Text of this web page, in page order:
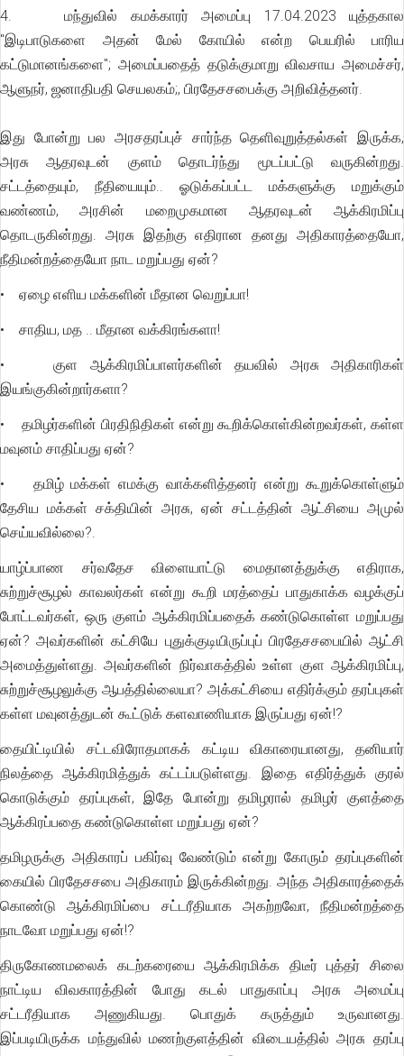
4. மந்துவில் கமக்காரர் அமைப்பு 17.04.2023 யுத்தகால
"இடிபாடுகளை அதன் மேல் கோயில் என்ற பெயரில் பாரிய
கட்டுமானங்களை"; அமைப்பதைத் தடுக்குமாறு விவசாய அமைச்சர்,
ஆளுநர், ஜனாதிபதி செயலகம்;, பிரதேசசபைக்கு அறிவித்தனர்.
இது போன்று பல அரசதரப்புச் சார்ந்த தெளிவுறுத்தல்கள் இருக்க,
அரசு ஆதரவுடன் குளம் தொடர்ந்து மூடப்பட்டு வருகின்றது.
சட்டத்தையும், நீதியையும்.. ஓடுக்கப்பட்ட மக்களுக்கு மறுக்கும்
வண்ணம், அரசின் மறைமுகமான ஆதரவுடன் ஆக்கிரமிப்பு
தொடருகின்றது. அரசு இதற்கு எதிரான தனது அதிகாரத்தையோ,
நீதிமன்றத்தையோ நாட மறுப்பது ஏன்?
• ஏழை எளிய மக்களின் மீதான வெறுப்பா!
• சாதிய, மத .. மீதான வக்கிரங்களா!
• குள ஆக்கிரமிப்பாளர்களின் தயவில் அரசு அதிகாரிகள்
இயங்குகின்றார்களா?
• தமிழர்களின் பிரதிநிதிகள் என்று கூறிக்கொள்கின்றவர்கள், கள்ள
மவுனம் சாதிப்பது ஏன்?
• தமிழ் மக்கள் எமக்கு வாக்களித்தனர் என்று கூறுக்கொள்ளும்
தேசிய மக்கள் சக்தியின் அரசு, ஏன் சட்டத்தின் ஆட்சியை அமுல்
செய்யவில்லை?.
யாழ்ப்பாண சர்வதேச விளையாட்டு மைதானத்துக்கு எதிராக,
சுற்றுச்சூழல் காவலர்கள் என்று கூறி மரத்தைப் பாதுகாக்க வழக்குப்
போட்டவர்கள், ஒரு குளம் ஆக்கிரமிப்பதைக் கண்டுகொள்ள மறுப்பது
ஏன்? அவர்களின் கட்சியே புதுக்குடியிருப்புப் பிரதேசசபையில் ஆட்சி
அமைத்துள்ளது. அவர்களின் நிர்வாகத்தில் உள்ள குள ஆக்கிரமிப்பு,
சுற்றுச்சூழலுக்கு ஆபத்தில்லையா? அக்கட்சியை எதிர்க்கும் தரப்புகள்
கள்ள மவுனத்துடன் கூட்டுக் களவாணியாக இருப்பது ஏன்!?
தையிட்டியில் சட்டவிரோதமாகக் கட்டிய விகாரையானது, தனியார்
நிலத்தை ஆக்கிரமித்துக் கட்டப்படுள்ளது. இதை எதிர்த்துக் குரல்
கொடுக்கும் தரப்புகள், இதே போன்று தமிழரால் தமிழர் குளத்தை
ஆக்கிரப்பதை கண்டுகொள்ள மறுப்பது ஏன்?
தமிழருக்கு அதிகாரப் பகிர்வு வேண்டும் என்று கோரும் தரப்புகளின்
கையில் பிரதேசசபை அதிகாரம் இருக்கின்றது. அந்த அதிகாரத்தைக்
கொண்டு ஆக்கிரமிப்பை சட்டரீதியாக அகற்றவோ, நீதிமன்றத்தை
நாடவோ மறுப்பது ஏன்!?
திருகோணமலைக் கடற்கரையை ஆக்கிரமிக்க திடீர் புத்தர் சிலை
நாட்டிய விவகாரத்தின் போது கடல் பாதுகாப்பு அரசு அமைப்பு
சட்டரீதியாக அணுகியது. பொதுக் கருத்தும் உருவானது.
இப்படியிருக்க மந்துவில் மணற்குளத்தின் விடையத்தில் அரசு தரப்பு